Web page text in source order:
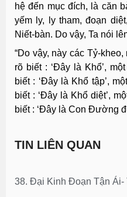
hệ đến mục đích, là căn
yếm ly, ly tham, đoạn
Niết-bàn. Do vậy, Ta nói
“Do vậy, này các Tỷ-
rõ biết : ‘Ðây là Khổ’,
biết : ‘Ðây là Khổ tập’,
biết : ‘Ðây là Khổ diệt’,
biết : ‘Ðây là Con Ðường
TIN LIÊN QUAN
38. Đại Kinh Đoạn Tận Ái-